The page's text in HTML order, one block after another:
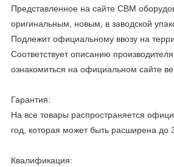
Представленное на сайте CBM
оригинальным, новым, в заводской
Подлежит официальному ввозу на
Соответствует описанию
ознакомиться на официальном сайте
Гарантия:
На все товары распространяется
год, которая может быть расширена до
Квалификация: